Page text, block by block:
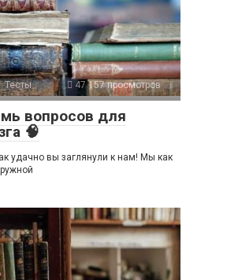
Тесты 47 157 просмотров
вопросов для
🧠
удачно вы заглянули к нам! Мы как